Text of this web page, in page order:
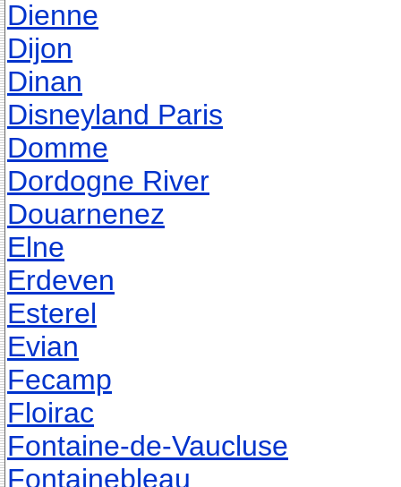
Dienne
Dijon
Dinan
Disneyland Paris
Domme
Dordogne River
Douarnenez
Elne
Erdeven
Esterel
Evian
Fecamp
Floirac
Fontaine-de-Vaucluse
Fontainebleau